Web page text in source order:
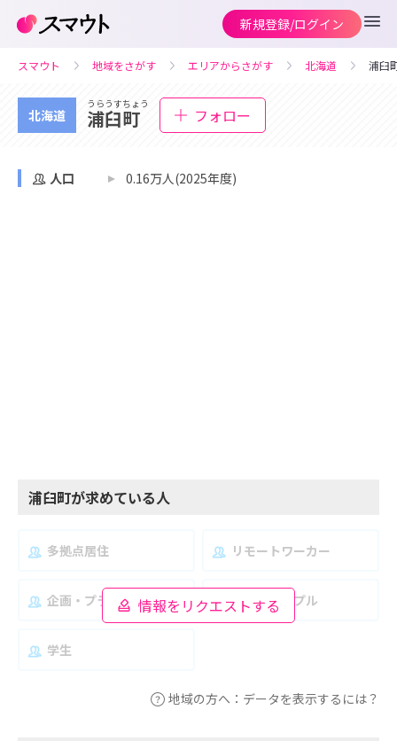
新規登録/ログイン
スマウト 地域をさがす エリアからさがす 北海道 浦臼
北海道
うらうすちょう
浦臼町 フォロー
人口 0.16万人(2025年度)
浦臼町が求めている人
情報をリクエストする
多拠点居住 リモートワーカー
企画・プランナー 夫婦・カップル
学生
地域の方へ：データを表示するには？